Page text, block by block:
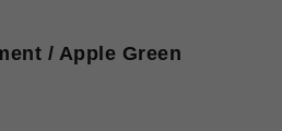
/ Apple Green